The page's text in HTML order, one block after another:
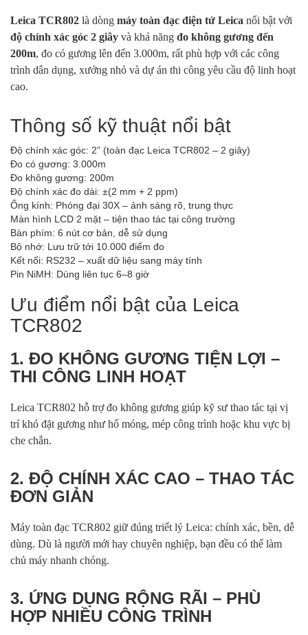
Leica TCR802 là dòng máy toàn đạc điện tử Leica nổi bật với
độ chính xác góc 2 giây và khả năng đo không gương đến
200m, đo có gương lên đến 3.000m, rất phù hợp với các công
trình dân dụng, xưởng nhỏ và dự án thi công yêu cầu độ linh hoạt
cao.
Thông số kỹ thuật nổi bật
Độ chính xác góc: 2” (toàn đạc Leica TCR802 – 2 giây)
Đo có gương: 3.000m
Đo không gương: 200m
Độ chính xác đo dài: ±(2 mm + 2 ppm)
Ống kính: Phóng đại 30X – ảnh sáng rõ, trung thực
Màn hình LCD 2 mặt – tiện thao tác tại công trường
Bàn phím: 6 nút cơ bản, dễ sử dụng
Bộ nhớ: Lưu trữ tới 10.000 điểm đo
Kết nối: RS232 – xuất dữ liệu sang máy tính
Pin NiMH: Dùng liên tục 6–8 giờ
Ưu điểm nổi bật của Leica
TCR802
1. ĐO KHÔNG GƯƠNG TIỆN LỢI –
THI CÔNG LINH HOẠT
Leica TCR802 hỗ trợ đo không gương giúp kỹ sư thao tác tại vị
trí khó đặt gương như hố móng, mép công trình hoặc khu vực bị
che chắn.
2. ĐỘ CHÍNH XÁC CAO – THAO TÁC
ĐƠN GIẢN
Máy toàn đạc TCR802 giữ đúng triết lý Leica: chính xác, bền, dễ
dùng. Dù là người mới hay chuyên nghiệp, bạn đều có thể làm
chủ máy nhanh chóng.
3. ỨNG DỤNG RỘNG RÃI – PHÙ
HỢP NHIỀU CÔNG TRÌNH